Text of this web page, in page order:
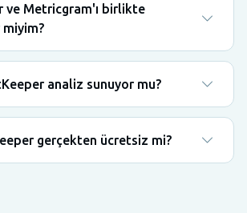
ve Metricgram'ı birlikte
analiz sunuyor mu?
gerçekten ücretsiz mi?